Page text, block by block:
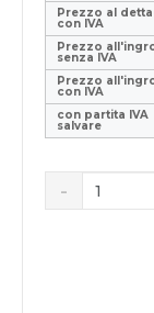
Prezzo al
con IVA
Prezzo
senza IVA
Prezzo
con IVA
con partita IVA
salvare